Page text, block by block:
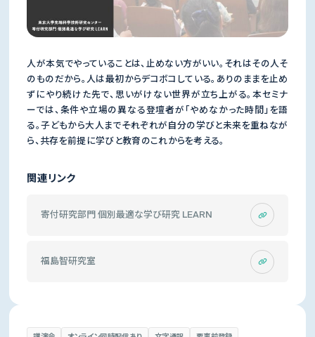
人が本気でやっていることは、止めない方がいい。それはその人そ
のものだから。人は最初からデコボコしている。ありのままを止め
ずにやり続けた先で、思いがけない世界が立ち上がる。本セミナ
ーでは、条件や立場の異なる登壇者が「やめなかった時間」を語
る。子どもから大人まで――それぞれが自分の学びと未来を重ねなが
ら、共存を前提に学びと教育のこれからを考える。
関連リンク
寄付研究部門 個別最適な学び研究 LEARN
福島智研究室